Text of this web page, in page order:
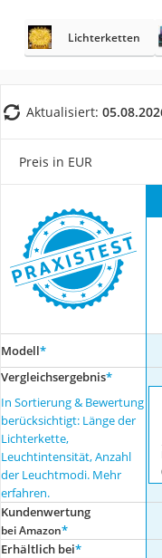
Lichterketten
Aktualisiert:
Preis in EUR
Modell*
Vergleichsergebnis*
In Sortierung & Bewertung
berücksichtigt: Länge der
Lichterkette,
Leuchtintensität, Anzahl
der Leuchtmodi. Mehr
erfahren.
Kundenwertung
bei Amazon*
Erhältlich bei*